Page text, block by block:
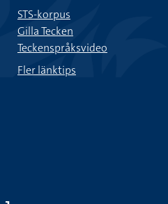
STS-korpus
Gilla Tecken
Teckenspråksvideo
Fler länktips